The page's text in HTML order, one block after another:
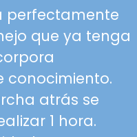
perfectamente
que ya tenga
conocimiento.
atrás se
1 hora.